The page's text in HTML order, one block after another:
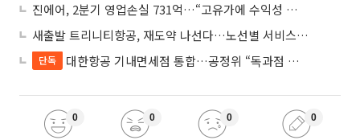
진에어, 2분기 영업손실 731억…“고유가에 수익성 악화”
새출발 트리니티항공, 재도약 나선다…노선별 서비스 차별화
단독 대한항공 기내면세점 통합…공정위 “독과점 여부 따진다”
0 0 0 0